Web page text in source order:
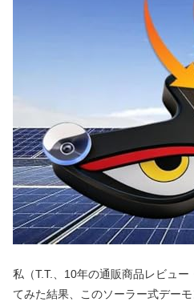
私（T.T.、10年の通販商品レビュ
てみた結果、このソーラー式デー